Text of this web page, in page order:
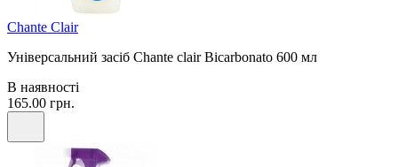
Chante Clair
Універсальний засіб Chante clair Bicarbonato 600 мл
В наявності
165.00 грн.